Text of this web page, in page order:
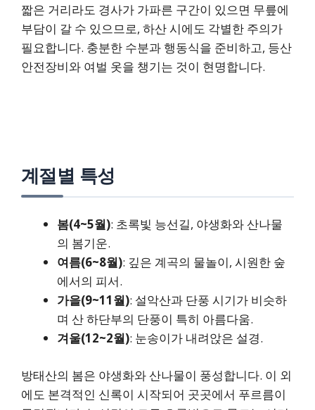
짧은 거리라도 경사가 가파른 구간이 있으면 무릎에
부담이 갈 수 있으므로, 하산 시에도 각별한 주의가
필요합니다. 충분한 수분과 행동식을 준비하고, 등산
안전장비와 여벌 옷을 챙기는 것이 현명합니다.
계절별 특성
봄(4~5월): 초록빛 능선길, 야생화와 산나물
의 봄기운.
여름(6~8월): 깊은 계곡의 물놀이, 시원한 숲
에서의 피서.
가을(9~11월): 설악산과 단풍 시기가 비슷하
며 산 하단부의 단풍이 특히 아름다움.
겨울(12~2월): 눈송이가 내려앉은 설경.
방태산의 봄은 야생화와 산나물이 풍성합니다. 이 외
에도 본격적인 신록이 시작되어 곳곳에서 푸르름이